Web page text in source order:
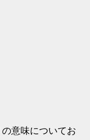
の意味についてお